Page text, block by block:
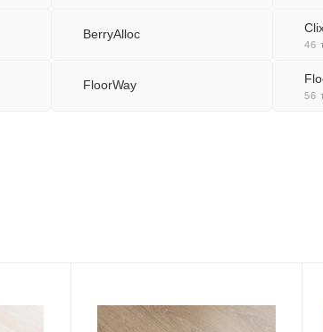
BerryAlloc
46
FloorWay
56